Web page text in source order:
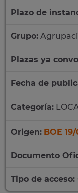
Plazo de
Grupo:
Plazas ya
Fecha de
Categoría:
Origen: BOE
Documento
Tipo de acceso: